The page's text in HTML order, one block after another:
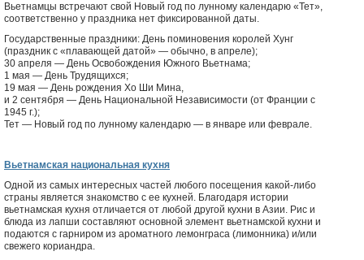
Вьетнамцы встречают свой Новый год по лунному календарю «Тет»,
соответственно у праздника нет фиксированной даты.
Государственные праздники: День поминовения королей Хунг
(праздник с «плавающей датой» — обычно, в апреле);
30 апреля — День Освобождения Южного Вьетнама;
1 мая — День Трудящихся;
19 мая — День рождения Хо Ши Мина,
и 2 сентября — День Национальной Независимости (от Франции с
1945 г.);
Тет — Новый год по лунному календарю — в январе или феврале.
Вьетнамская национальная кухня
Одной из самых интересных частей любого посещения какой-либо
страны является знакомство с ее кухней. Благодаря истории
вьетнамская кухня отличается от любой другой кухни в Азии. Рис и
блюда из лапши составляют основной элемент вьетнамской кухни и
подаются с гарниром из ароматного лемонграса (лимонника) и/или
свежего кориандра.